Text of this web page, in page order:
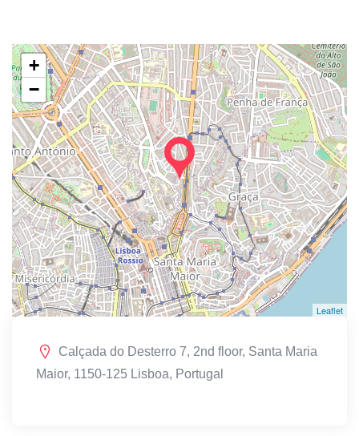
+
−
Leaflet
Calçada do Desterro 7, 2nd floor, Santa Maria
Maior, 1150-125 Lisboa, Portugal